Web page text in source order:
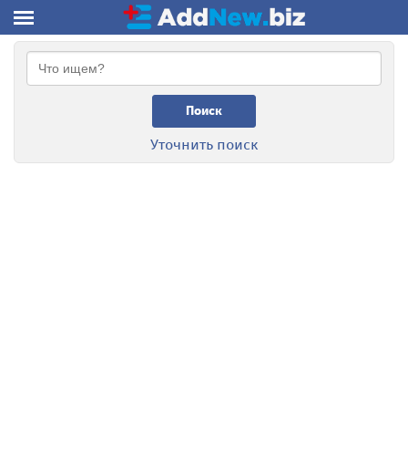
Поиск
Уточнить поиск